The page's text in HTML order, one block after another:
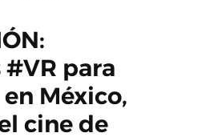
#VR para
México,
cine de